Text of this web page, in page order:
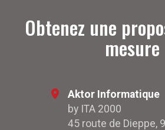
Obtenez une
mesure
Aktor Informatique
by ITA 2000
45 route de Dieppe,